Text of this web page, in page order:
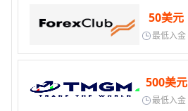
50美元
最低入金
500美元
最低入金